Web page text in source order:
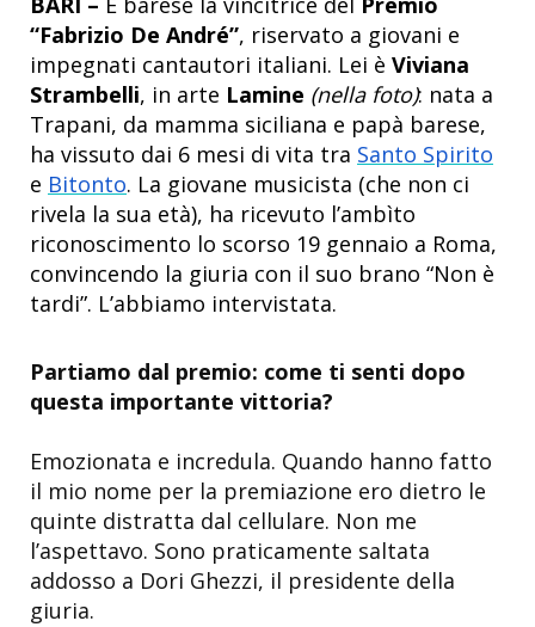
“Fabrizio De André”, riservato a giovani e
impegnati cantautori italiani. Lei è Viviana
Strambelli, in arte Lamine (nella foto): nata a
Trapani, da mamma siciliana e papà barese,
ha vissuto dai 6 mesi di vita tra Santo Spirito
e Bitonto. La giovane musicista (che non ci
rivela la sua età), ha ricevuto l’ambìto
riconoscimento lo scorso 19 gennaio a Roma,
convincendo la giuria con il suo brano “Non è
tardi”. L’abbiamo intervistata.
Partiamo dal premio: come ti senti dopo
questa importante vittoria?
Emozionata e incredula. Quando hanno fatto
il mio nome per la premiazione ero dietro le
quinte distratta dal cellulare. Non me
l’aspettavo. Sono praticamente saltata
addosso a Dori Ghezzi, il presidente della
giuria.